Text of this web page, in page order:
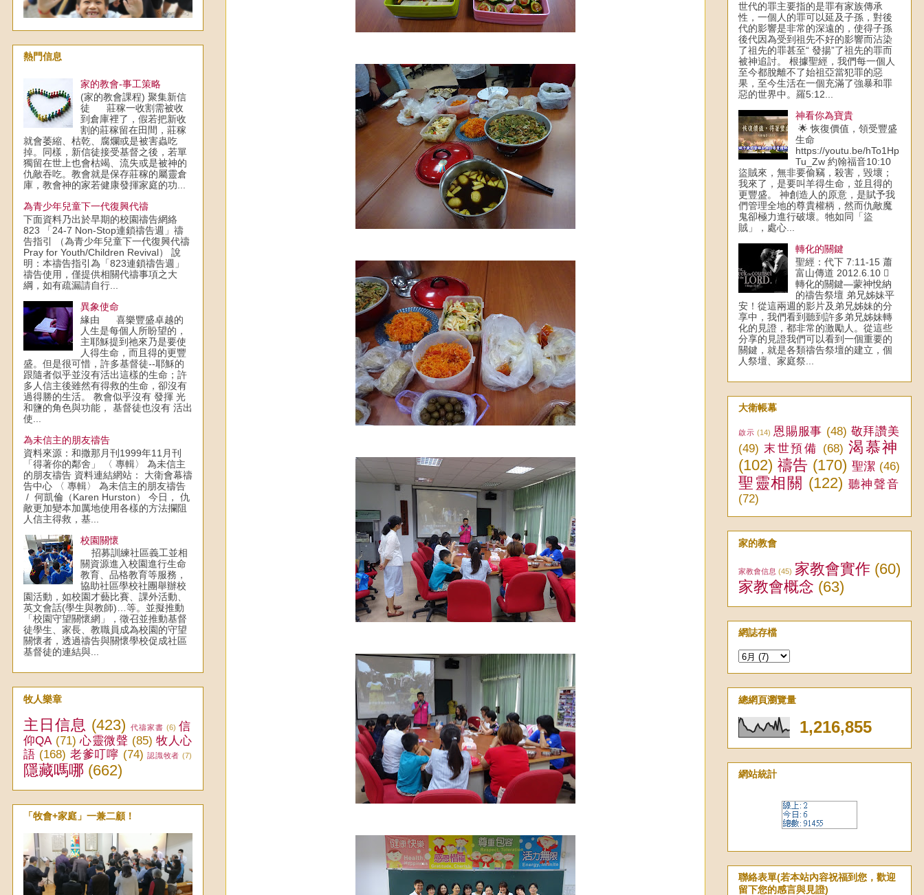
熱門信息
家的教會-事工策略
(家的教會課程) 聚集新信
徒 莊稼一收割需被收
到倉庫裡了，假若把新收
割的莊稼留在田間，莊稼
就會萎縮、枯乾、腐爛或是被害蟲吃
掉。同樣，新信徒接受基督之後，若單
獨留在世上也會枯竭、流失或是被神的
仇敵吞吃。教會就是保存莊稼的屬靈倉
庫，教會神的家若健康發揮家庭的功...
為青少年兒童下一代復興代禱
下面資料乃出於早期的校園禱告網絡
823 「24-7 Non-Stop連鎖禱告週」禱
告指引 （為青少年兒童下一代復興代禱
Pray for Youth/Children Revival） 說
明：本禱告指引為「823連鎖禱告週」
禱告使用，僅提供相關代禱事項之大
綱，如有疏漏請自行...
異象使命
緣由 喜樂豐盛卓越的
人生是每個人所盼望的，
主耶穌提到祂來乃是要使
人得生命，而且得的更豐
盛。但是很可惜，許多基督徒--耶穌的
跟隨者似乎並沒有活出這樣的生命；許
多人信主後雖然有得救的生命，卻沒有
過得勝的生活。 教會似乎沒有 發揮 光
和鹽的角色與功能， 基督徒也沒有 活出
使...
為未信主的朋友禱告
資料來源：和撒那月刊1999年11月刊
「得著你的鄰舍」 〈 專輯〉 為未信主
的朋友禱告 資料連結網站： 大衛會幕禱
告中心 〈 專輯〉 為未信主的朋友禱告
/ 何凱倫（Karen Hurston） 今日， 仇
敵更加變本加厲地使用各樣的方法攔阻
人信主得救，基...
校園關懷
招募訓練社區義工並相
關資源進入校園進行生命
教育、品格教育等服務，
協助社區學校社團舉辦校
園活動，如校園才藝比賽、課外活動、
英文會話(學生與教師)…等。並擬推動
「校園守望關懷網」，徵召並推動基督
徒學生、家長、教職員成為校園的守望
關懷者，透過禱告與關懷學校促成社區
基督徒的連結與...
牧人樂章
主日信息 (423) 代禱家書 (6) 信
仰QA (71) 心靈微聲 (85) 牧人心
語 (168) 老爹叮嚀 (74) 認識牧者 (7)
隱藏嗎哪 (662)
「牧會+家庭」一兼二顧！
世代的罪主要指的是罪有家族傳承
性，一個人的罪可以延及子孫，對後
代的影響是非常的深遠的，使得子孫
後代因為受到祖先不好的影響而沾染
了祖先的罪甚至“ 發揚”了祖先的罪而
被神追討。 根據聖經，我們每一個人
至今都脫離不了始祖亞當犯罪的惡
果，至今生活在一個充滿了強暴和罪
惡的世界中。羅5:12...
神看你為寶貴
🌟 恢復價值，領受豐盛
生命
https://youtu.be/hTo1Hp
Tu_Zw 約翰福音10:10
盜賊來，無非要偷竊，殺害，毀壞；
我來了，是要叫羊得生命，並且得的
更豐盛。 神創造人的原意，是賦予我
們管理全地的尊貴權柄，然而仇敵魔
鬼卻極力進行破壞。牠如同「盜
賊」，處心...
轉化的關鍵
聖經：代下 7:11-15 蕭
富山傳道 2012.6.10 
轉化的關鍵—蒙神悅納
的禱告祭壇 弟兄姊妹平
安！從這兩週的影片及弟兄姊妹的分
享中，我們看到聽到許多弟兄姊妹轉
化的見證，都非常的激勵人。從這些
分享的見證我們可以看到一個重要的
關鍵，就是各類禱告祭壇的建立，個
人祭壇、家庭祭...
大衛帳幕
啟示 (14) 恩賜服事 (48) 敬拜讚美
(49) 末世預備 (68) 渴慕神
(102) 禱告 (170) 聖潔 (46)
聖靈相關 (122) 聽神聲音
(72)
家的教會
家教會信息 (45) 家教會實作 (60)
家教會概念 (63)
網誌存檔
總網頁瀏覽量
1,216,855
網站統計
聯絡表單(若本站內容祝福到您，歡迎
留下您的感言與見證)